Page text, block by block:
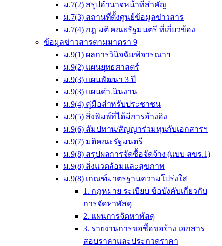
ม.7(2) สรุปอำนาจหน้าที่สำคัญ
ม.7(3) สถานที่ตั้งศูนย์ข้อมูลข่าวสาร
ม.7(4) กฎ มติ คณะรัฐมนตรี ที่เกี่ยวข้อง
ข้อมูลข่าวสารตามมาตรา 9
ม.9(1) ผลการวินิจฉัย/พิจารณาฯ
ม.9(2) แผนยุทธศาสตร์
ม.9(3) แผนพัฒนา 3 ปี
ม.9(3) แผนดำเนินงาน
ม.9(4) คู่มือสำหรับประชาชน
ม.9(5) สิ่งพิมพ์ที่ได้มีการอ้างอิง
ม.9(6) สัมปทาน/สัญญาร่วมทุนกับเอกสารฯ
ม.9(7) มติคณะรัฐมนตรี
ม.9(8) สรุปผลการจัดซื้อจัดจ้าง (แบบ สขร.1)
ม.9(8) สิ่งแวดล้อมและสุขภาพ
ม.9(8) เกณฑ์มาตรฐานความโปร่งใส
1. กฎหมาย ระเบียบ ข้อบังคับเกี่ยวกับ
การจัดหาพัสดุ
2. แผนการจัดหาพัสดุ
3. รายงานการขอซื้อขอจ้าง เอกสาร
สอบราคาและประกวดราคา